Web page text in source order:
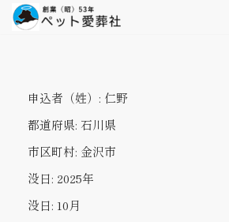
申込者（姓）: 仁野
都道府県: 石川県
市区町村: 金沢市
没日: 2025年
没日: 10月